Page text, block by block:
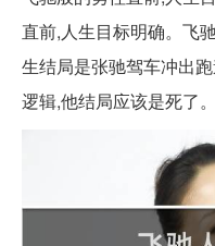
直前,人生目标明确。飞
生结局是张驰驾车冲出
逻辑,他结局应该是死了